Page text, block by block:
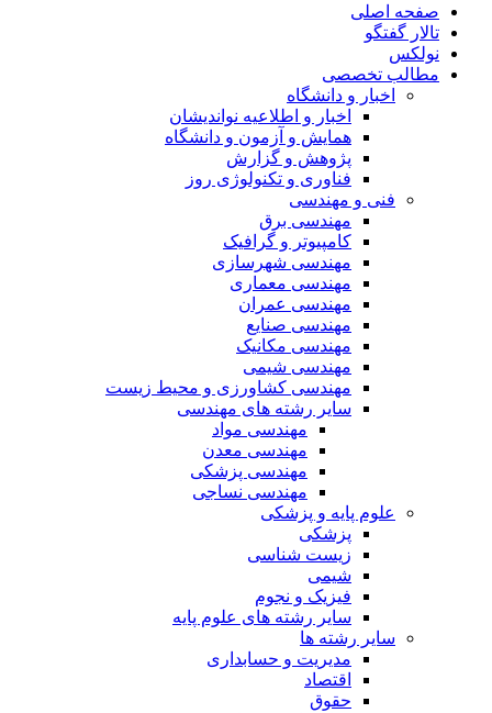
صفحه اصلی
تالار گفتگو
نولکس
مطالب تخصصی
اخبار و دانشگاه
اخبار و اطلاعیه نواندیشان
همایش و آزمون و دانشگاه
پژوهش و گزارش
فناوری و تکنولوژی روز
فنی و مهندسی
مهندسی برق
کامپیوتر و گرافیک
مهندسی شهرسازی
مهندسی معماری
مهندسی عمران
مهندسی صنایع
مهندسی مکانیک
مهندسی شیمی
مهندسی کشاورزی و محیط زیست
سایر رشته های مهندسی
مهندسی مواد
مهندسی معدن
مهندسی پزشکی
مهندسی نساجی
علوم پایه و پزشکی
پزشکی
زیست شناسی
شیمی
فیزیک و نجوم
سایر رشته های علوم پایه
سایر رشته ها
مدیریت و حسابداری
اقتصاد
حقوق